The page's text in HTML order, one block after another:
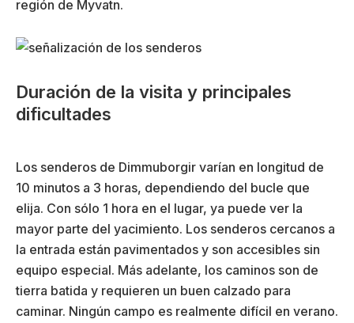
región de Myvatn.
Duración de la visita y principales
dificultades
Los senderos de Dimmuborgir varían en longitud de
10 minutos a 3 horas, dependiendo del bucle que
elija. Con sólo 1 hora en el lugar, ya puede ver la
mayor parte del yacimiento. Los senderos cercanos a
la entrada están pavimentados y son accesibles sin
equipo especial. Más adelante, los caminos son de
tierra batida y requieren un buen calzado para
caminar. Ningún campo es realmente difícil en verano.